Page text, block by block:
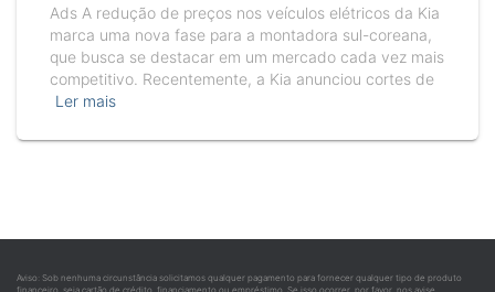
Ads A redução de preços nos veículos elétricos da Kia
marca uma nova fase para a montadora sul-coreana,
que busca se destacar em um mercado cada vez mais
competitivo. Recentemente, a Kia anunciou cortes de
Ler mais
Aviso: Sob nenhuma circunstância solicitamos qualquer pagamento para fornecer qualquer tipo de produto
financeiro, seja cartão de crédito, financiamento ou empréstimo. Se isso ocorrer, por favor, nos avise